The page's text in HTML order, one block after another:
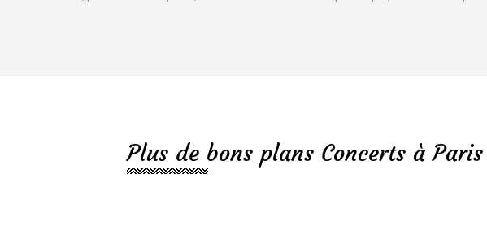
Plus de bons plans Concerts à Paris